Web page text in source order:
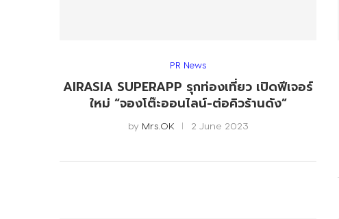
PR News
AIRASIA SUPERAPP รุกท่องเที่ยว เปิดฟีเจอร์
ใหม่ “จองโต๊ะออนไลน์-ต่อคิวร้านดัง”
by Mrs.OK 2 June 2023